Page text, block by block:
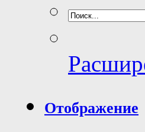
Отображение